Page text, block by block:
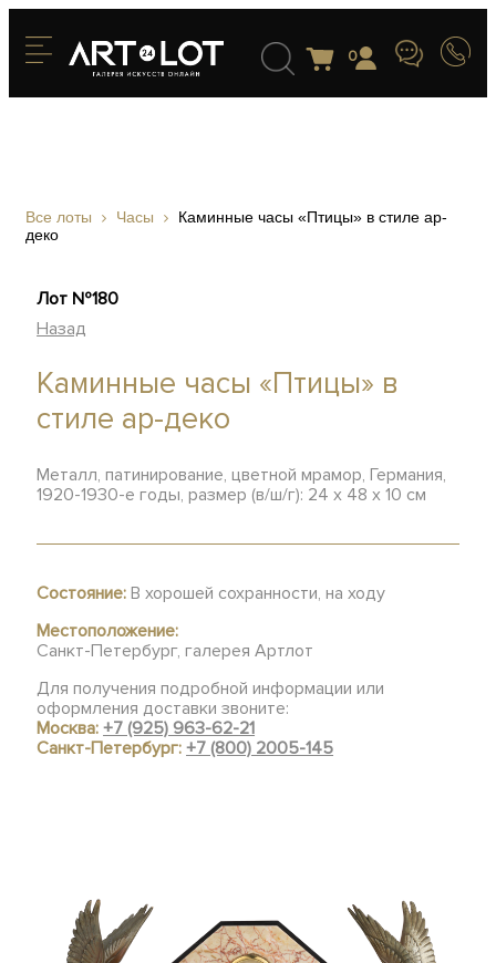
0
Все лоты Часы
Каминные часы «Птицы» в стиле ар-
деко
Лот №180
Назад
Каминные часы «Птицы» в
стиле ар-деко
Металл, патинирование, цветной мрамор, Германия,
1920-1930-е годы, размер (в/ш/г): 24 х 48 х 10 см
Состояние: В хорошей сохранности, на ходу
Местоположение:
Санкт-Петербург, галерея Артлот
Для получения подробной информации или
оформления доставки звоните:
Москва:+7 (925) 963-62-21
Санкт-Петербург:+7 (800) 2005-145